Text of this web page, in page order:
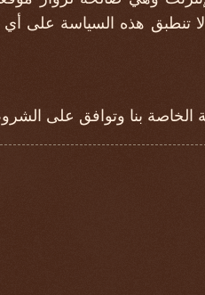
لا تنطبق هذه السياسة على
بنا وتوافق على